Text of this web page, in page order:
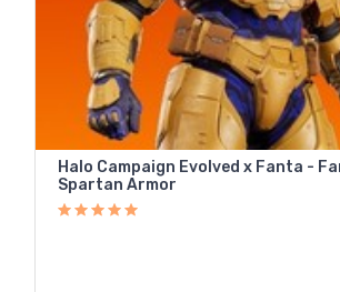
Halo Campaign Evolved x Fanta -
Spartan Armor